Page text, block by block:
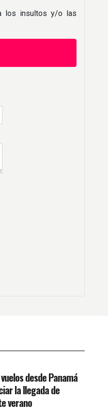
los insultos y/o las
desde Panamá
la llegada de
verano